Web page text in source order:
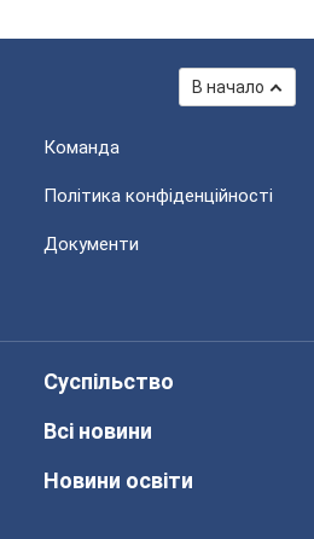
В начало
Команда
Політика конфіденційності
Документи
Суспільство
Всі новини
Новини освіти